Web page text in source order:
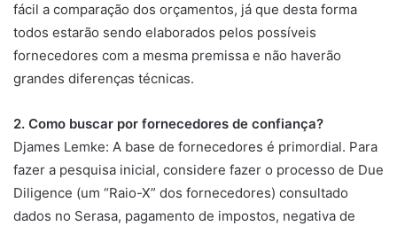
fácil a comparação dos orçamentos, já que desta forma
todos estarão sendo elaborados pelos possíveis
fornecedores com a mesma premissa e não haverão
grandes diferenças técnicas.
2. Como buscar por fornecedores de confiança?
Djames Lemke: A base de fornecedores é primordial. Para
fazer a pesquisa inicial, considere fazer o processo de Due
Diligence (um “Raio-X” dos fornecedores) consultado
dados no Serasa, pagamento de impostos, negativa de